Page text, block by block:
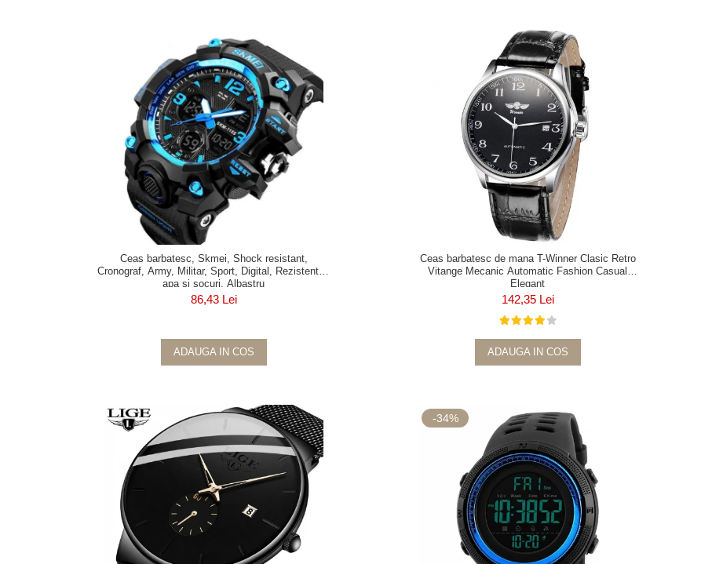
Ceas barbatesc, Skmei, Shock resistant,
Cronograf, Army, Militar, Sport, Digital, Rezistent la
apa si socuri, Albastru
86,43 Lei
ADAUGA IN COS
Ceas barbatesc de mana T-Winner Clasic Retro
Vitange Mecanic Automatic Fashion Casual
Elegant
142,35 Lei
ADAUGA IN COS
-34%